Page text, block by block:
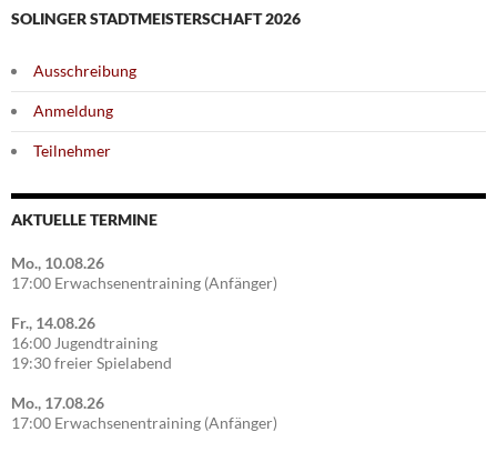
SOLINGER STADTMEISTERSCHAFT 2026
Ausschreibung
Anmeldung
Teilnehmer
AKTUELLE TERMINE
Mo., 10.08.26
17:00 Erwachsenentraining (Anfänger)
Fr., 14.08.26
16:00 Jugendtraining
19:30 freier Spielabend
Mo., 17.08.26
17:00 Erwachsenentraining (Anfänger)